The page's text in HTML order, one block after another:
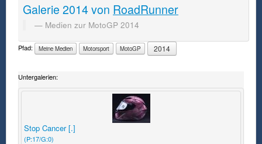
Galerie 2014von RoadRunner
Medien zur MotoGP 2014
Pfad: Meine Medien Motorsport MotoGP 2014
Untergalerien:
Stop Cancer [.]
(P:17/G:0)